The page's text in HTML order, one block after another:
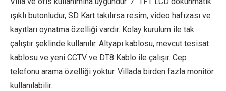
ışıklı butonludur, SD Kart takılırsa resim, video hafızası ve
kayıtları oynatma özelliği vardır. Kolay kurulum ile tak
çalıştır şeklinde kullanılır. Altyapı kablosu, mevcut tesisat
kablosu ve yeni CCTV ve DT8 Kablo ile çalışır. Cep
telefonu arama özelliği yoktur. Villada birden fazla monitör
kullanılabilir.